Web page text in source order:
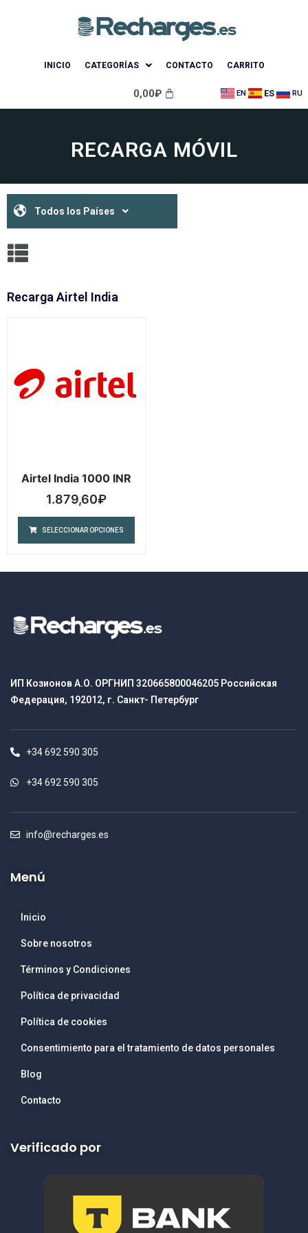
INICIO CATEGORÍAS CONTACTO CARRITO
0,00₽ EN ES RU
RECARGA MÓVIL
Todos los Países
Recarga Airtel India
Airtel India 1000 INR
1.879,60₽
SELECCIONAR OPCIONES
ИП Козионов А.О. ОРГНИП 320665800046205 Российская
Федерация, 192012, г. Санкт- Петербург
+34 692 590 305
+34 692 590 305
info@recharges.es
Menú
Inicio
Sobre nosotros
Términos y Condiciones
Política de privacidad
Política de cookies
Consentimiento para el tratamiento de datos personales
Blog
Contacto
Verificado por